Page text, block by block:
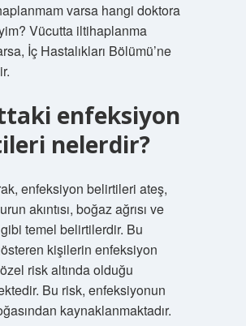
varsa hangi doktora
Vücutta iltihaplanma
İç Hastalıkları Bölümü’ne
enfeksiyon
nelerdir?
enfeksiyon belirtileri ateş,
akıntısı, boğaz ağrısı ve
temel belirtilerdir. Bu
kişilerin enfeksiyon
risk altında olduğu
Bu risk, enfeksiyonun
kaynaklanmaktadır.